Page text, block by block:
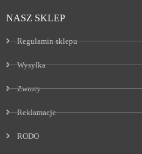
NASZ SKLEP
Regulamin sklepu
Wysyłka
Zwroty
Reklamacje
RODO